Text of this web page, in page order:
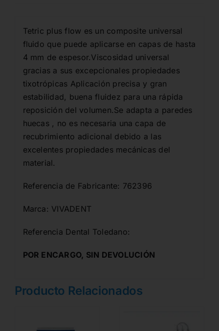
Tetric plus flow es un composite universal
fluido que puede aplicarse en capas de hasta
4 mm de espesor.Viscosidad universal
gracias a sus excepcionales propiedades
tixotrópicas Aplicación precisa y gran
estabilidad, buena fluidez para una rápida
reposición del volumen.Se adapta a paredes
huecas , no es necesaria una capa de
recubrimiento adicional debido a las
excelentes propiedades mecánicas del
material.
Referencia de Fabricante: 762396
Marca: VIVADENT
Referencia Dental Toledano:
POR ENCARGO, SIN DEVOLUCIÓN
Producto Relacionados